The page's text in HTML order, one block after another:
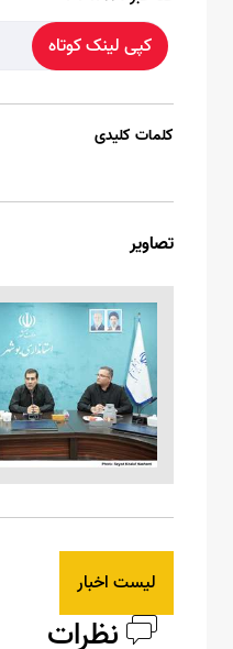
کپی لینک کوتاه
کلمات کلیدی
تصاویر
لیست اخبار
نظرات